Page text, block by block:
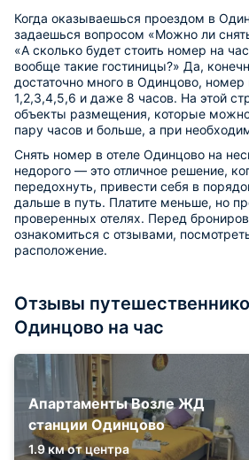
Когда оказываешься проездом в
задаешься вопросом «Можно ли
«А сколько будет стоить номер на
вообще такие гостиницы?» Да,
достаточно много в Одинцово,
1,2,3,4,5,6 и даже 8 часов. На этой
объекты размещения, которые можно
пару часов и больше, а при
Снять номер в отеле Одинцово на
недорого — это отличное решение,
передохнуть, привести себя в
дальше в путь. Платите меньше, но
проверенных отелях. Перед
ознакомиться с отзывами,
расположение.
Отзывы
Одинцово на час
Апартаменты Возле ЖД
станции Одинцово
1.9 км от центра